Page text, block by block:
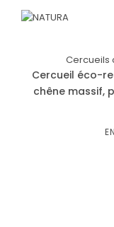
Cercueils
Cercueil éco-
chêne massif,